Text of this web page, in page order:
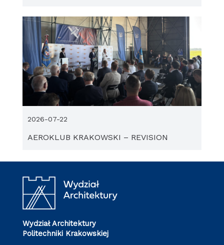
AEROKLUB KRAKOWSKI – REVISION
2026-07-22
Wydział Architektury
Politechniki Krakowskiej